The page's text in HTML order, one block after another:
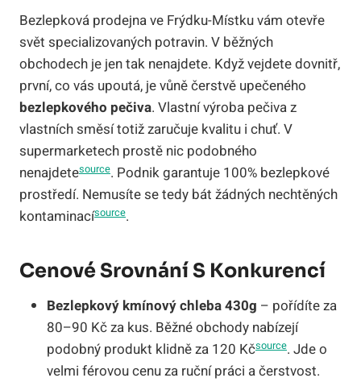
Bezlepková prodejna ve Frýdku-Místku vám otevře
svět specializovaných potravin. V běžných
obchodech je jen tak nenajdete. Když vejdete dovnitř,
první, co vás upoutá, je vůně čerstvě upečeného
bezlepkového pečiva. Vlastní výroba pečiva z
vlastních směsí totiž zaručuje kvalitu i chuť. V
supermarketech prostě nic podobného
nenajdetesource. Podnik garantuje 100% bezlepkové
prostředí. Nemusíte se tedy bát žádných nechtěných
kontaminacísource.
Cenové Srovnání S Konkurencí
Bezlepkový kmínový chleba 430g – pořídíte za
80–90 Kč za kus. Běžné obchody nabízejí
podobný produkt klidně za 120 Kčsource. Jde o
velmi férovou cenu za ruční práci a čerstvost.